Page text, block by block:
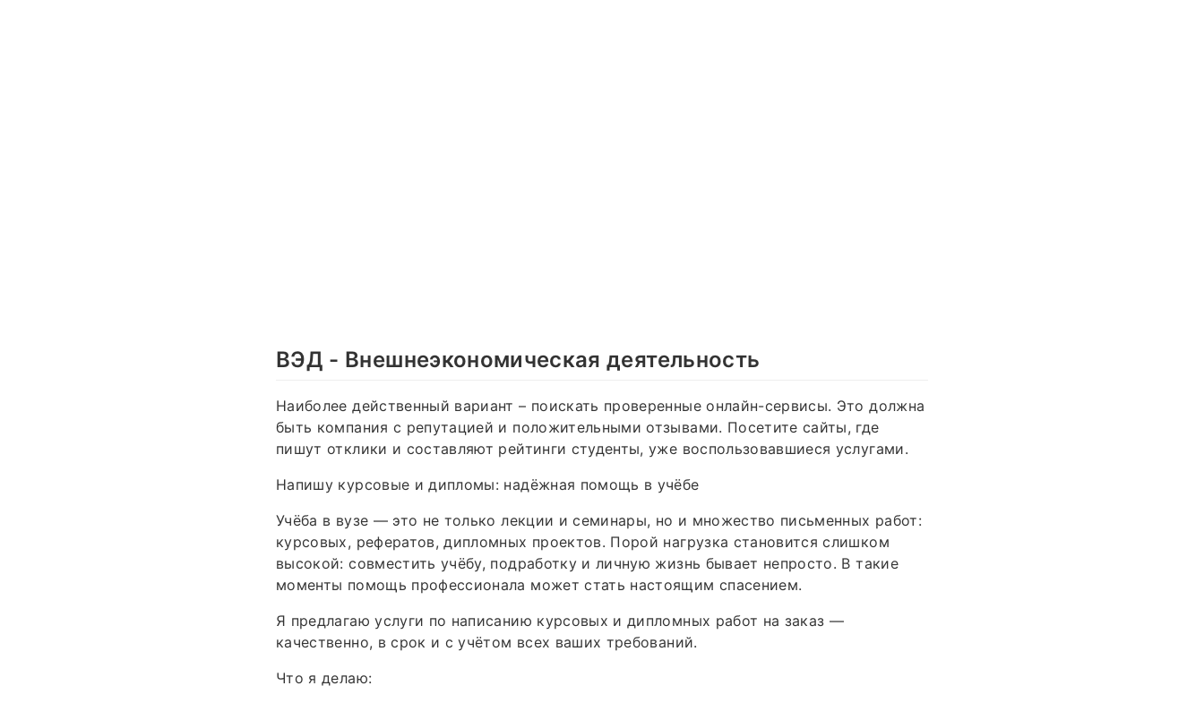
ВЭД - Внешнеэкономическая деятельность
Наиболее действенный вариант – поискать проверенные онлайн-сервисы. Это должна
быть компания с репутацией и положительными отзывами. Посетите сайты, где
пишут отклики и составляют рейтинги студенты, уже воспользовавшиеся услугами.
Напишу курсовые и дипломы: надёжная помощь в учёбе
Учёба в вузе — это не только лекции и семинары, но и множество письменных работ:
курсовых, рефератов, дипломных проектов. Порой нагрузка становится слишком
высокой: совместить учёбу, подработку и личную жизнь бывает непросто. В такие
моменты помощь профессионала может стать настоящим спасением.
Я предлагаю услуги по написанию курсовых и дипломных работ на заказ —
качественно, в срок и с учётом всех ваших требований.
Что я делаю: